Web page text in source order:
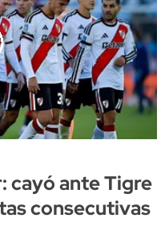
cayó ante Tigre
consecutivas